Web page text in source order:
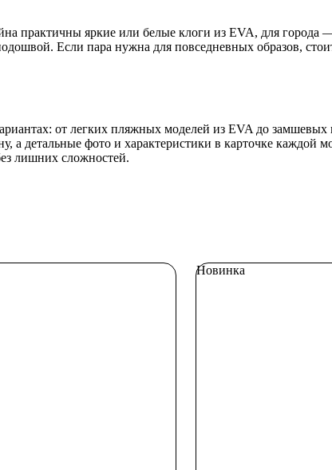
практичны яркие или белые клоги из EVA, для
Если пара нужна для повседневных образов,
от легких пляжных моделей из EVA до
а детальные фото и характеристики в карточке каждой
лишних сложностей.
Новинка